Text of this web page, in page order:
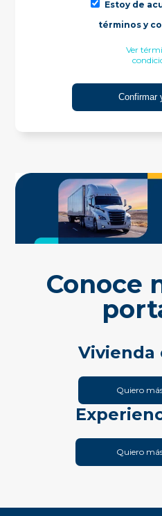
Estoy de
términos y
Ver
Conoce
Vivienda
Quiero
Quiero